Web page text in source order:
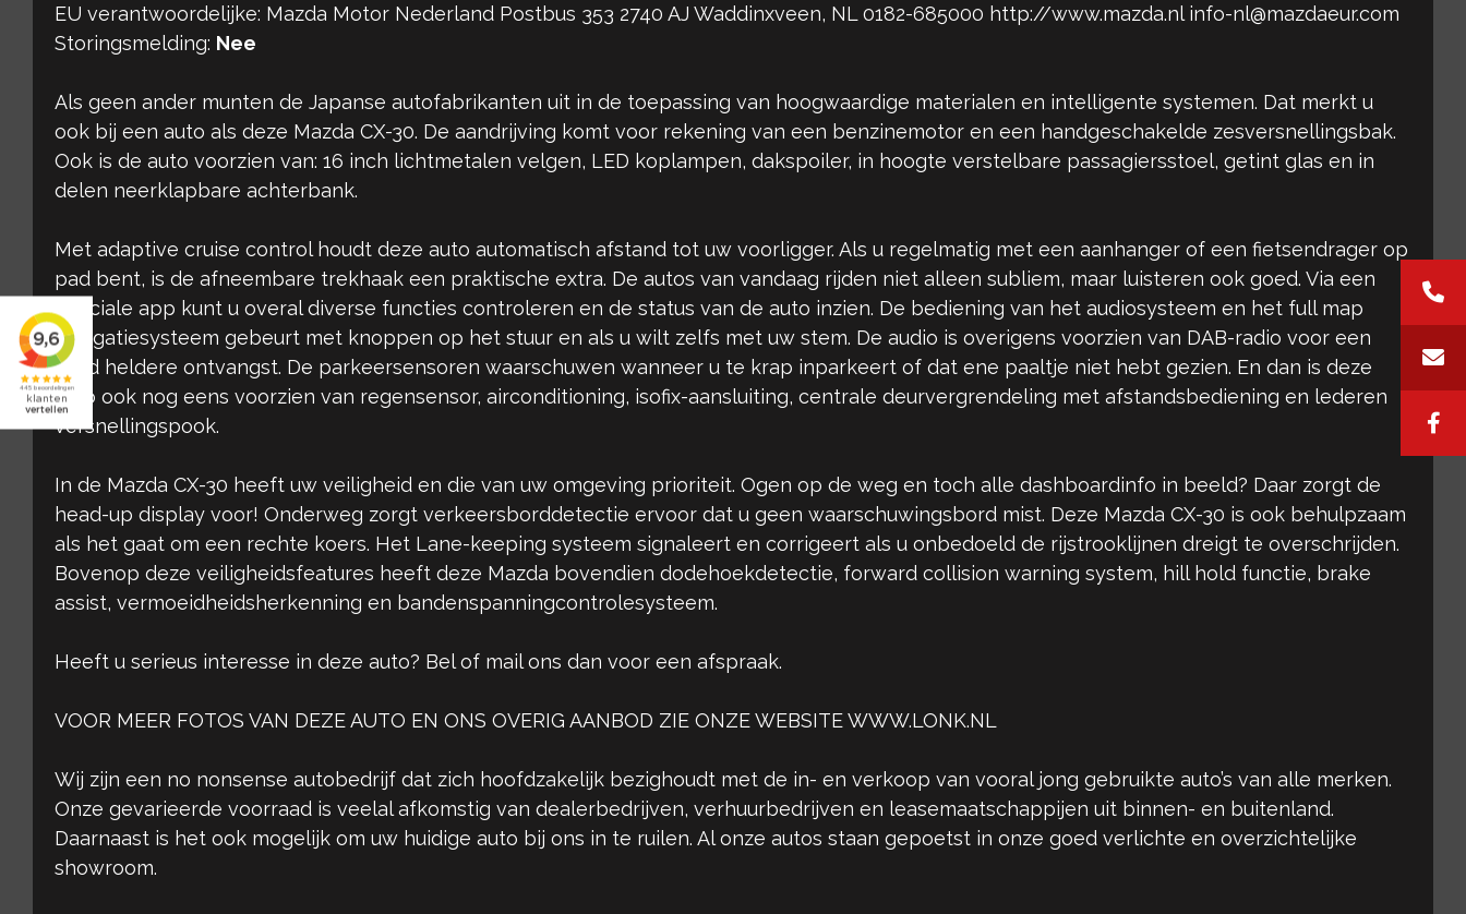
EU verantwoordelijke: Mazda Motor Nederland Postbus 353 2740 AJ Waddinxveen, NL 0182-685000 http://www.mazda.nl info-nl@mazdaeur.com
Storingsmelding: Nee
Als geen ander munten de Japanse autofabrikanten uit in de toepassing van hoogwaardige materialen en intelligente systemen. Dat merkt u
ook bij een auto als deze Mazda CX-30. De aandrijving komt voor rekening van een benzinemotor en een handgeschakelde zesversnellingsbak.
Ook is de auto voorzien van: 16 inch lichtmetalen velgen, LED koplampen, dakspoiler, in hoogte verstelbare passagiersstoel, getint glas en in
delen neerklapbare achterbank.
Met adaptive cruise control houdt deze auto automatisch afstand tot uw voorligger. Als u regelmatig met een aanhanger of een fietsendrager op
pad bent, is de afneembare trekhaak een praktische extra. De autos van vandaag rijden niet alleen subliem, maar luisteren ook goed. Via een
speciale app kunt u overal diverse functies controleren en de status van de auto inzien. De bediening van het audiosysteem en het full map
navigatiesysteem gebeurt met knoppen op het stuur en als u wilt zelfs met uw stem. De audio is overigens voorzien van DAB-radio voor een
altijd heldere ontvangst. De parkeersensoren waarschuwen wanneer u te krap inparkeert of dat ene paaltje niet hebt gezien. En dan is deze
auto ook nog eens voorzien van regensensor, airconditioning, isofix-aansluiting, centrale deurvergrendeling met afstandsbediening en lederen
versnellingspook.
In de Mazda CX-30 heeft uw veiligheid en die van uw omgeving prioriteit. Ogen op de weg en toch alle dashboardinfo in beeld? Daar zorgt de
head-up display voor! Onderweg zorgt verkeersborddetectie ervoor dat u geen waarschuwingsbord mist. Deze Mazda CX-30 is ook behulpzaam
als het gaat om een rechte koers. Het Lane-keeping systeem signaleert en corrigeert als u onbedoeld de rijstrooklijnen dreigt te overschrijden.
Bovenop deze veiligheidsfeatures heeft deze Mazda bovendien dodehoekdetectie, forward collision warning system, hill hold functie, brake
assist, vermoeidheidsherkenning en bandenspanningcontrolesysteem.
Heeft u serieus interesse in deze auto? Bel of mail ons dan voor een afspraak.
VOOR MEER FOTOS VAN DEZE AUTO EN ONS OVERIG AANBOD ZIE ONZE WEBSITE WWW.LONK.NL
Wij zijn een no nonsense autobedrijf dat zich hoofdzakelijk bezighoudt met de in- en verkoop van vooral jong gebruikte auto’s van alle merken.
Onze gevarieerde voorraad is veelal afkomstig van dealerbedrijven, verhuurbedrijven en leasemaatschappijen uit binnen- en buitenland.
Daarnaast is het ook mogelijk om uw huidige auto bij ons in te ruilen. Al onze autos staan gepoetst in onze goed verlichte en overzichtelijke
showroom.